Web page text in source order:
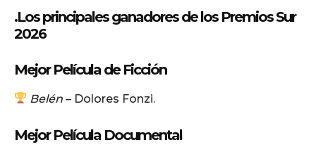
.Los principales ganadores de los Premios Sur
2026
Mejor Película de Ficción
Belén – Dolores Fonzi.
Mejor Película Documental